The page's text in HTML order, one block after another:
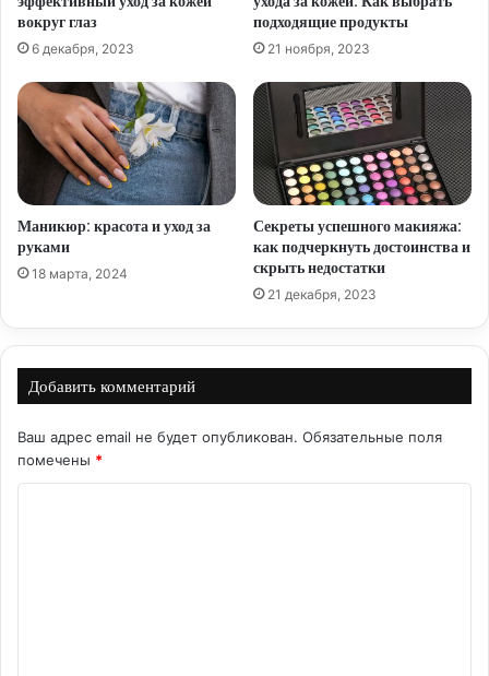
вокруг глаз
6 декабря, 2023
подходящие продукты
21 ноября, 2023
Маникюр: красота и уход за
руками
18 марта, 2024
Секреты успешного макияжа:
как подчеркнуть достоинства и
скрыть недостатки
21 декабря, 2023
Добавить комментарий
Ваш адрес email не будет опубликован. Обязательные поля
помечены *